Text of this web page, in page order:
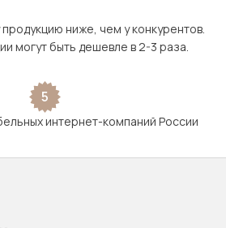
ниже, чем у конкурентов.
могут быть дешевле в 2-3 раза.
5
интернет-компаний России